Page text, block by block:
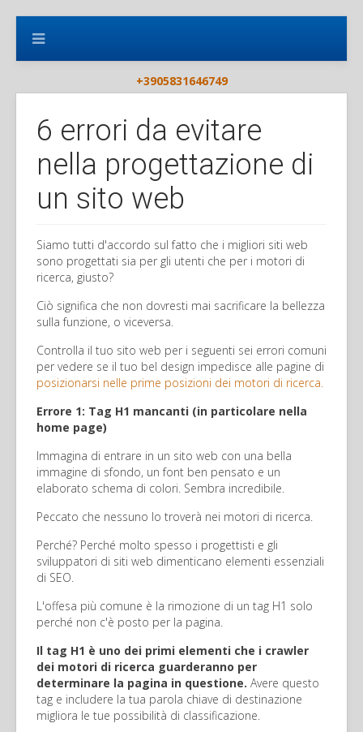
+3905831646749
6 errori da evitare
nella progettazione di
un sito web
Siamo tutti d'accordo sul fatto che i migliori siti web
sono progettati sia per gli utenti che per i motori di
ricerca, giusto?
Ciò significa che non dovresti mai sacrificare la bellezza
sulla funzione, o viceversa.
Controlla il tuo sito web per i seguenti sei errori comuni
per vedere se il tuo bel design impedisce alle pagine di
posizionarsi nelle prime posizioni dei motori di ricerca.
Errore 1: Tag H1 mancanti (in particolare nella
home page)
Immagina di entrare in un sito web con una bella
immagine di sfondo, un font ben pensato e un
elaborato schema di colori. Sembra incredibile.
Peccato che nessuno lo troverà nei motori di ricerca.
Perché? Perché molto spesso i progettisti e gli
sviluppatori di siti web dimenticano elementi essenziali
di SEO.
L'offesa più comune è la rimozione di un tag H1 solo
perché non c'è posto per la pagina.
Il tag H1 è uno dei primi elementi che i crawler
dei motori di ricerca guarderanno per
determinare la pagina in questione. Avere questo
tag e includere la tua parola chiave di destinazione
migliora le tue possibilità di classificazione.